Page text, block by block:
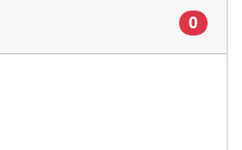
0